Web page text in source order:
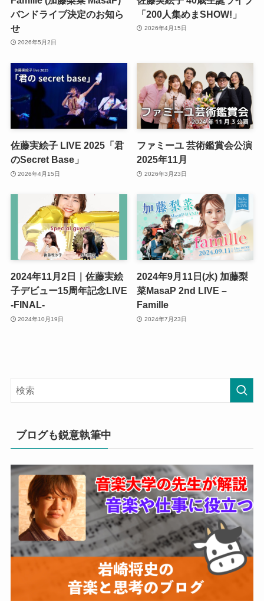
バンドライブ決定のお知ら
せ
2026年5月2日
「200人集めまSHOW!」
2026年4月15日
佐藤実絵子 LIVE 2025「君
のSecret Base」
2026年4月15日
ファミーユ 芸術鑑賞会公演
2025年11月
2026年3月23日
2024年11月2日｜佐藤実絵
子デビュー15周年記念LIVE
‐FINAL-
2024年10月19日
2024年9月11日(水) 加藤梨
菜MasaP 2nd LIVE –
Famille
2024年7月23日
ブログも鋭意執筆中